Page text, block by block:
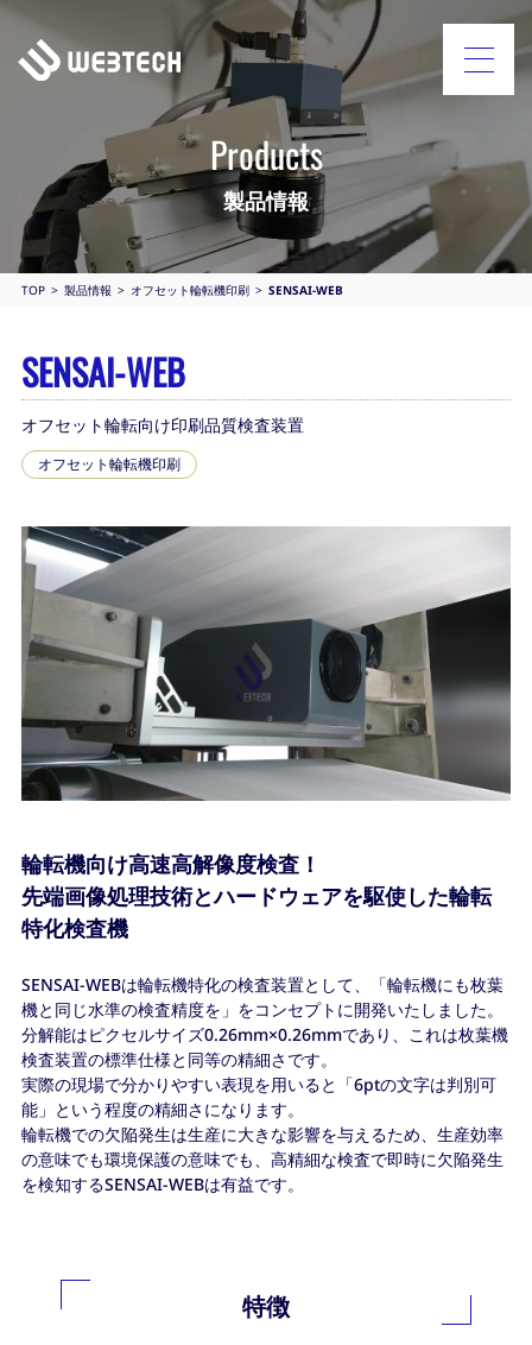
Products
製品情報
TOP 製品情報 オフセット輪転機印刷 SENSAI-WEB
SENSAI-WEB
オフセット輪転向け印刷品質検査装置
オフセット輪転機印刷
輪転機向け高速高解像度検査！
先端画像処理技術とハードウェアを駆使した輪転
特化検査機
SENSAI-WEBは輪転機特化の検査装置として、「輪転機にも枚葉
機と同じ水準の検査精度を」をコンセプトに開発いたしました。
分解能はピクセルサイズ0.26mm×0.26mmであり、これは枚葉機
検査装置の標準仕様と同等の精細さです。
実際の現場で分かりやすい表現を用いると「6ptの文字は判別可
能」という程度の精細さになります。
輪転機での欠陥発生は生産に大きな影響を与えるため、生産効率
の意味でも環境保護の意味でも、高精細な検査で即時に欠陥発生
を検知するSENSAI-WEBは有益です。
特徴